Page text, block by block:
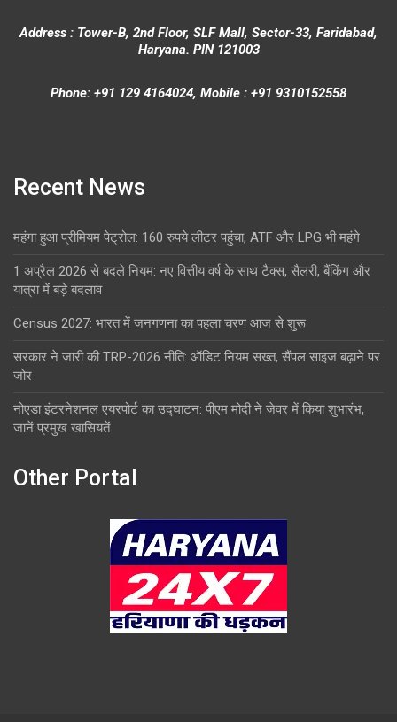
Address : Tower-B, 2nd Floor, SLF Mall, Sector-33, Faridabad,
Haryana. PIN 121003
Phone: +91 129 4164024, Mobile : +91 9310152558
Recent News
महंगा हुआ प्रीमियम पेट्रोल: 160 रुपये लीटर पहुंचा, ATF और LPG भी महंगे
1 अप्रैल 2026 से बदले नियम: नए वित्तीय वर्ष के साथ टैक्स, सैलरी, बैंकिंग और
यात्रा में बड़े बदलाव
Census 2027: भारत में जनगणना का पहला चरण आज से शुरू
सरकार ने जारी की TRP-2026 नीति: ऑडिट नियम सख्त, सैंपल साइज बढ़ाने पर
जोर
नोएडा इंटरनेशनल एयरपोर्ट का उद्घाटन: पीएम मोदी ने जेवर में किया शुभारंभ,
जानें प्रमुख खासियतें
Other Portal